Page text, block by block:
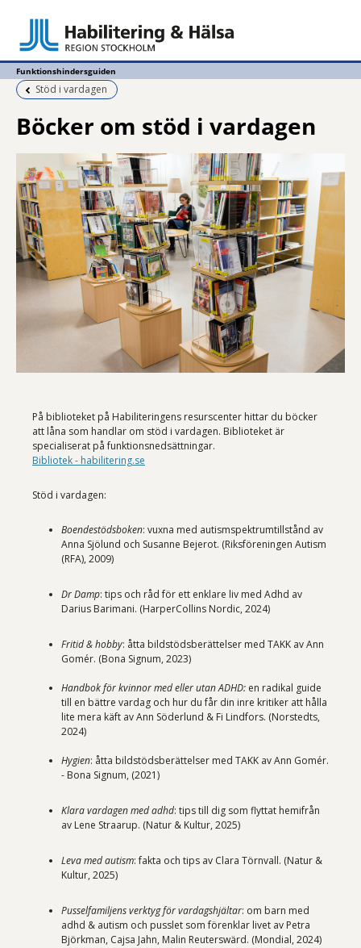
Funktionshindersguiden
Föregående sida:
Stöd i vardagen
Böcker om stöd i vardagen
På biblioteket på Habiliteringens resurscenter hittar du böcker
att låna som handlar om stöd i vardagen. Biblioteket är
specialiserat på funktionsnedsättningar.
Bibliotek - habilitering.se
Stöd i vardagen:
Boendestödsboken: vuxna med autismspektrumtillstånd av
Anna Sjölund och Susanne Bejerot. (Riksföreningen Autism
(RFA), 2009)
Dr Damp: tips och råd för ett enklare liv med Adhd av
Darius Barimani. (HarperCollins Nordic, 2024)
Fritid & hobby: åtta bildstödsberättelser med TAKK av Ann
Gomér. (Bona Signum, 2023)
Handbok för kvinnor med eller utan ADHD: en radikal guide
till en bättre vardag och hur du får din inre kritiker att hålla
lite mera käft av Ann Söderlund & Fi Lindfors. (Norstedts,
2024)
Hygien: åtta bildstödsberättelser med TAKK av Ann Gomér.
- Bona Signum, (2021)
Klara vardagen med adhd: tips till dig som flyttat hemifrån
av Lene Straarup. (Natur & Kultur, 2025)
Leva med autism: fakta och tips av Clara Törnvall. (Natur &
Kultur, 2025)
Pusselfamiljens verktyg för vardagshjältar: om barn med
adhd & autism och pusslet som förenklar livet av Petra
Björkman, Cajsa Jahn, Malin Reuterswärd. (Mondial, 2024)